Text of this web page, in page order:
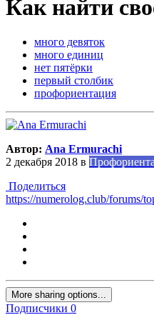
Как найти
много девяток
много единиц
нет пятёрки
первый столбик
профориентация
Автор: Ana Ermurachi
2 декабря 2018 в
Поделиться
https://numerolog.club/forums/
More sharing options...
Подписчики 0